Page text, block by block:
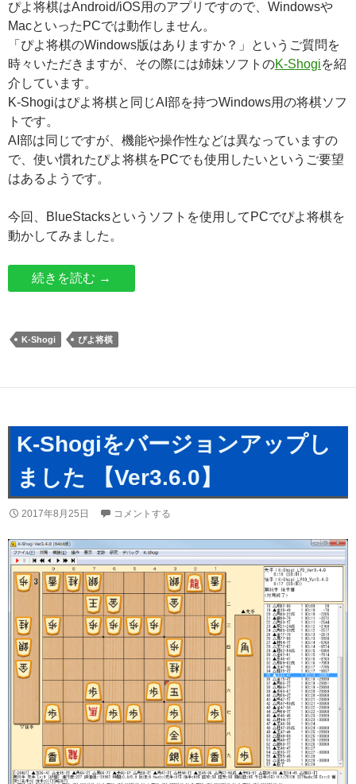
ぴよ将棋はAndroid/iOS用のアプリですので、Windowsや
MacといったPCでは動作しません。
「ぴよ将棋のWindows版はありますか？」というご質問を
時々いただきますが、その際には姉妹ソフトのK-Shogiを紹
介しています。
K-Shogiはぴよ将棋と同じAI部を持つWindows用の将棋ソフ
トです。
AI部は同じですが、機能や操作性などは異なっていますの
で、使い慣れたぴよ将棋をPCでも使用したいというご要望
はあるようです。
今回、BlueStacksというソフトを使用してPCでぴよ将棋を
動かしてみました。
続きを読む ぴよ将棋をPCで動かしてみた
→
K-Shogi ぴよ将棋
K-Shogiをバージョンアップし
ました 【Ver3.6.0】
2017年8月25日 コメントする